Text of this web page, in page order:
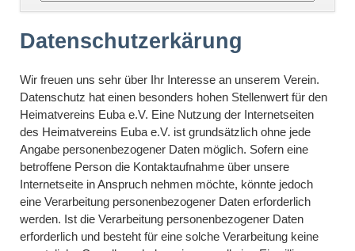
überspringen
Datenschutzerkärung
Wir freuen uns sehr über Ihr Interesse an unserem Verein.
Datenschutz hat einen besonders hohen Stellenwert für den
Heimatvereins Euba e.V. Eine Nutzung der Internetseiten
des Heimatvereins Euba e.V. ist grundsätzlich ohne jede
Angabe personenbezogener Daten möglich. Sofern eine
betroffene Person die Kontaktaufnahme über unsere
Internetseite in Anspruch nehmen möchte, könnte jedoch
eine Verarbeitung personenbezogener Daten erforderlich
werden. Ist die Verarbeitung personenbezogener Daten
erforderlich und besteht für eine solche Verarbeitung keine